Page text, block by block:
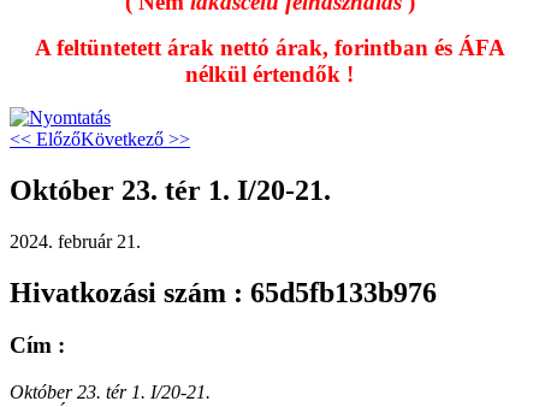
A feltüntetett árak nettó árak, forintban és ÁFA
nélkül értendők !
<< ElőzőKövetkező >>
Október 23. tér 1. I/20-21.
2024. február 21.
Hivatkozási szám : 65d5fb133b976
Cím :
Október 23. tér 1. I/20-21.